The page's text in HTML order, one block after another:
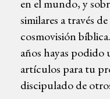
en el mundo, y
similares a través
cosmovisión
años hayas podido
artículos para tu
discipulado de